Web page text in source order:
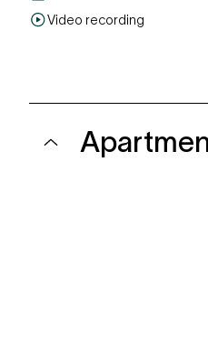
Video recording